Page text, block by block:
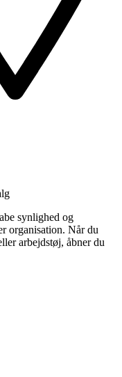
synlighed og
organisation. Når du
arbejdstøj, åbner du